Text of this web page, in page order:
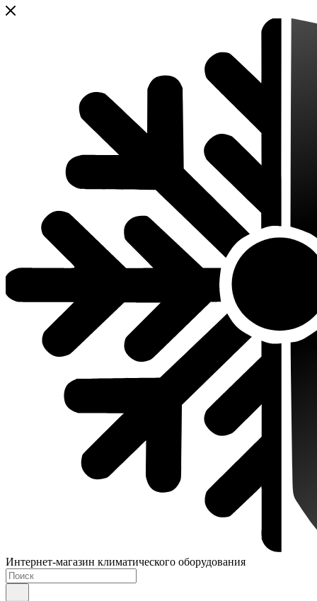
Интернет-магазин климатического оборудования